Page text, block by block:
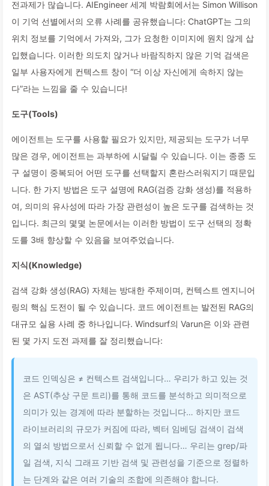
전과제가 많습니다. AIEngineer 세계 박람회에서는 Simon Willison
이 기억 선별에서의 오류 사례를 공유했습니다: ChatGPT는 그의
위치 정보를 기억에서 가져와, 그가 요청한 이미지에 원치 않게 삽
입했습니다. 이러한 의도치 않거나 바람직하지 않은 기억 검색은
일부 사용자에게 컨텍스트 창이 “더 이상 자신에게 속하지 않는
다”라는 느낌을 줄 수 있습니다!
도구(Tools)
에이전트는 도구를 사용할 필요가 있지만, 제공되는 도구가 너무
많은 경우, 에이전트는 과부하에 시달릴 수 있습니다. 이는 종종 도
구 설명이 중복되어 어떤 도구를 선택할지 혼란스러워지기 때문입
니다. 한 가지 방법은 도구 설명에 RAG(검증 강화 생성)를 적용하
여, 의미의 유사성에 따라 가장 관련성이 높은 도구를 검색하는 것
입니다. 최근의 몇몇 논문에서는 이러한 방법이 도구 선택의 정확
도를 3배 향상할 수 있음을 보여주었습니다.
지식(Knowledge)
검색 강화 생성(RAG) 자체는 방대한 주제이며, 컨텍스트 엔지니어
링의 핵심 도전이 될 수 있습니다. 코드 에이전트는 발전된 RAG의
대규모 실용 사례 중 하나입니다. Windsurf의 Varun은 이와 관련
된 몇 가지 도전 과제를 잘 정리했습니다:
코드 인덱싱은 ≠ 컨텍스트 검색입니다… 우리가 하고 있는 것
은 AST(추상 구문 트리)를 통해 코드를 분석하고 의미적으로
의미가 있는 경계에 따라 분할하는 것입니다… 하지만 코드
라이브러리의 규모가 커짐에 따라, 벡터 임베딩 검색이 검색
의 열쇠 방법으로서 신뢰할 수 없게 됩니다… 우리는 grep/파
일 검색, 지식 그래프 기반 검색 및 관련성을 기준으로 정렬하
는 단계와 같은 여러 기술의 조합에 의존해야 합니다.